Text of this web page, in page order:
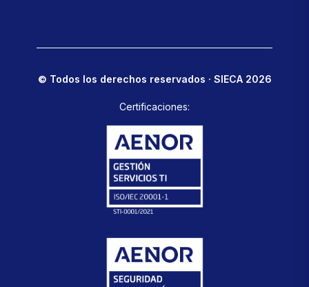
© Todos los derechos reservados · SIECA 2026
Certificaciones: